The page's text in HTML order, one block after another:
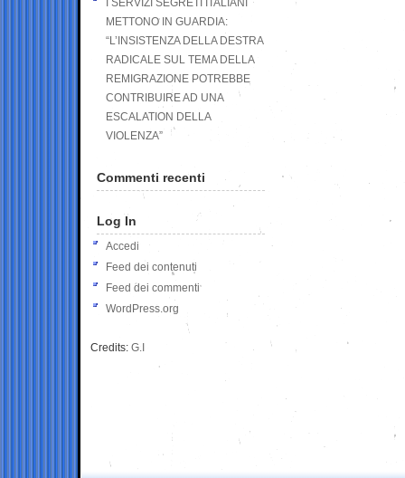
I SERVIZI SEGRETI ITALIANI
METTONO IN GUARDIA:
“L’INSISTENZA DELLA DESTRA
RADICALE SUL TEMA DELLA
REMIGRAZIONE POTREBBE
CONTRIBUIRE AD UNA
ESCALATION DELLA
VIOLENZA”
Commenti recenti
Log In
Accedi
Feed dei contenuti
Feed dei commenti
WordPress.org
Credits: G.I